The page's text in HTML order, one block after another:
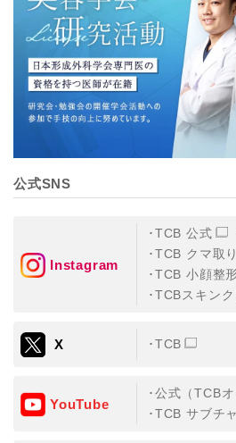
TCBグループは、取り扱う個人
に蓄積・保管し、当該個人情報
失・破壊・改ざんおよび漏洩等
つ適切な組織的・人的・物理的
ます。
【個人情報の共同利用について】
TCBグループは、【利用目的】達
得情報を共同して利用することが
なお、共同利用にあたっては、
す。
一般社団法人メディカルアライア
①共同して利用される情報
②共同して利用する者の範囲
③共同利用する者の利用目的
公式SNS
Instagram
TCB 公式
TCB クマ取り
TCB 小顔整
TCBスキン
X TCB
YouTube
公式（TCBオ
TCB サブチ